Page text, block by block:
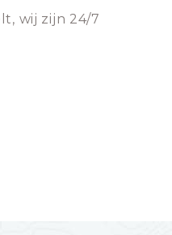
wij zijn 24/7